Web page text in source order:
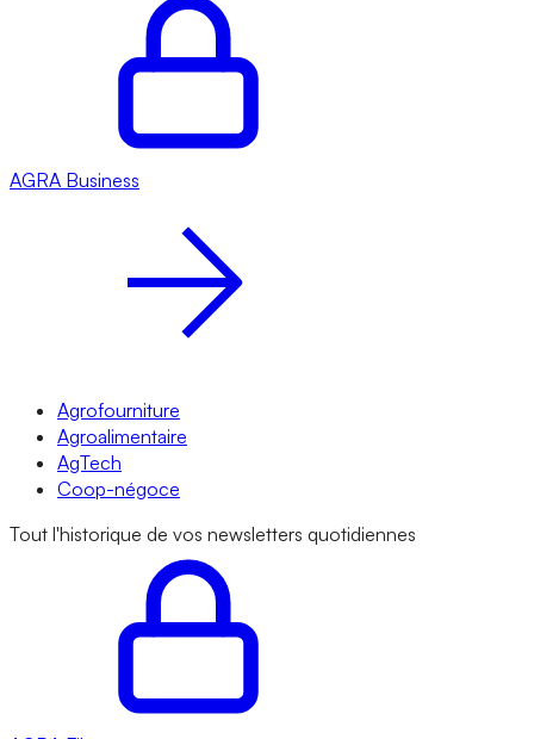
AGRA Business
Agrofourniture
Agroalimentaire
AgTech
Coop-négoce
Tout l'historique de vos newsletters quotidiennes